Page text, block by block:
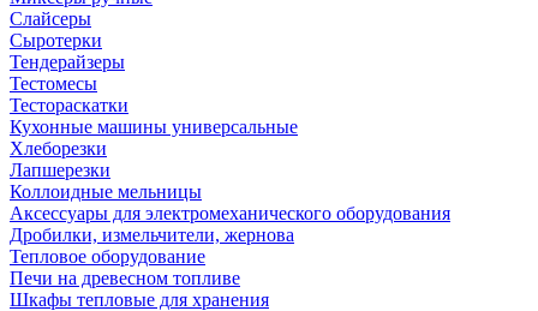
Слайсеры
Сыротерки
Тендерайзеры
Тестомесы
Тестораскатки
Кухонные машины универсальные
Хлеборезки
Лапшерезки
Коллоидные мельницы
Аксессуары для электромеханического оборудования
Дробилки, измельчители, жернова
Тепловое оборудование
Печи на древесном топливе
Шкафы тепловые для хранения